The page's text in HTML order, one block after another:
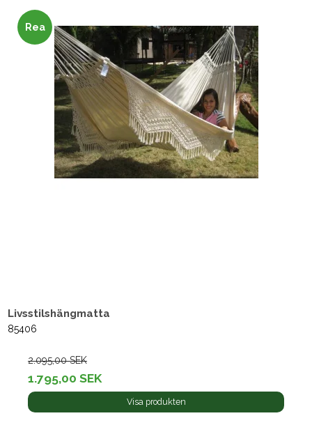
Rea
Livsstilshängmatta
85406
2.095,00 SEK
1.795,00 SEK
Visa produkten